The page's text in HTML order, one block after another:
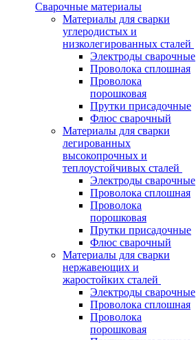
Сварочные материалы
Материалы для сварки
углеродистых и
низколегированных сталей
Электроды сварочные
Проволока сплошная
Проволока
порошковая
Прутки присадочные
Флюс сварочный
Материалы для сварки
легированных
высокопрочных и
теплоустойчивых сталей
Электроды сварочные
Проволока сплошная
Проволока
порошковая
Прутки присадочные
Флюс сварочный
Материалы для сварки
нержавеющих и
жаростойких сталей
Электроды сварочные
Проволока сплошная
Проволока
порошковая